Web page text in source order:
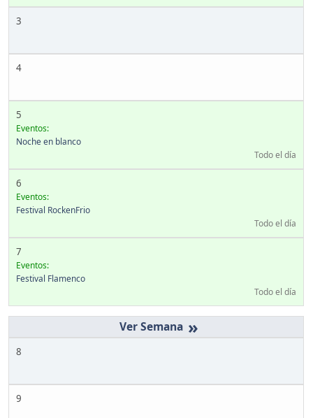
3
4
5
Eventos:
Noche en blanco
Todo el día
6
Eventos:
Festival RockenFrio
Todo el día
7
Eventos:
Festival Flamenco
Todo el día
»
8
9